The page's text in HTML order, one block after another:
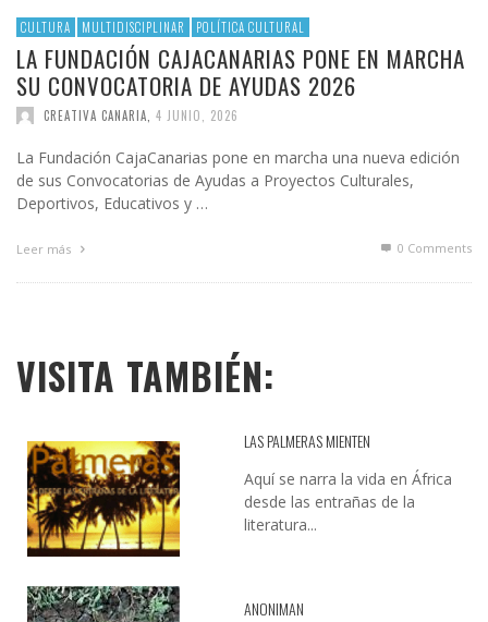
CULTURA MULTIDISCIPLINAR POLÍTICA CULTURAL
LA FUNDACIÓN CAJACANARIAS PONE EN MARCHA
SU CONVOCATORIA DE AYUDAS 2026
CREATIVA CANARIA 4 JUNIO, 2026
La Fundación CajaCanarias pone en marcha una nueva edición
de sus Convocatorias de Ayudas a Proyectos Culturales,
Deportivos, Educativos y …
Leer más 0 Comments
VISITA TAMBIÉN:
LAS PALMERAS MIENTEN
Aquí se narra la vida en África
desde las entrañas de la
literatura...
ANONIMAN